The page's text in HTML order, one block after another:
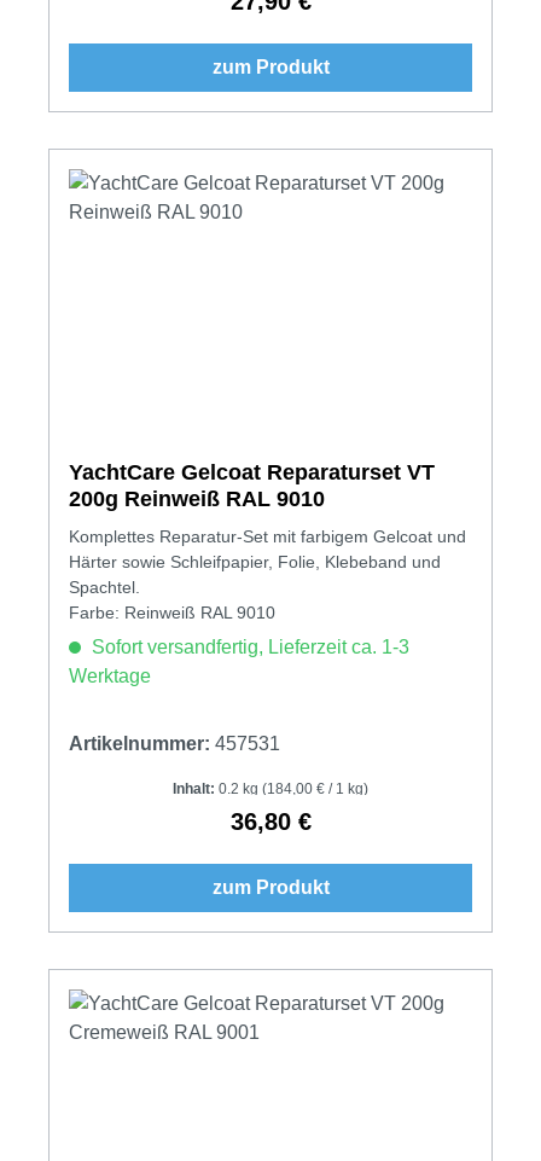
zum Produkt
YachtCare Gelcoat Reparaturset VT
200g Reinweiß RAL 9010
Komplettes Reparatur-Set mit farbigem Gelcoat und
Härter sowie Schleifpapier, Folie, Klebeband und
Spachtel.
Farbe: Reinweiß RAL 9010
Sofort versandfertig, Lieferzeit ca. 1-3
Werktage
Artikelnummer: 457531
Inhalt: 0.2 kg (184,00 € / 1 kg)
Regulärer Preis:
36,80 €
zum Produkt